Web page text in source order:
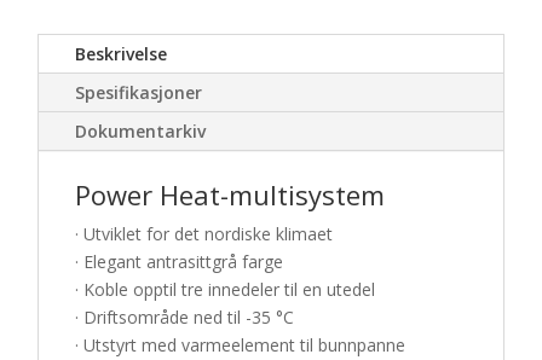
Beskrivelse
Spesifikasjoner
Dokumentarkiv
Power Heat-multisystem
· Utviklet for det nordiske klimaet
· Elegant antrasittgrå farge
· Koble opptil tre innedeler til en utedel
· Driftsområde ned til -35 °C
· Utstyrt med varmeelement til bunnpanne